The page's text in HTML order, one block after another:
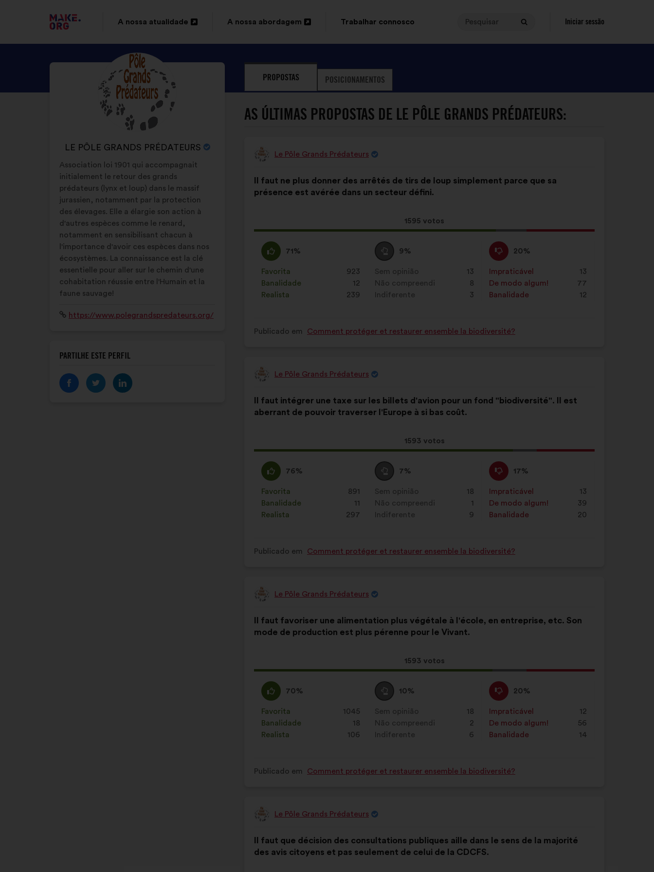
IR
PARA
A
PÁGINA
INICIAL
INTERNET
MAKE.ORG
A nossa atualidade
novo
separador
A nossa abordagem
separador
Trabalhar connosco
Para
uma
consulta
ter
Insira-
de
pesquisa
de
seguida
clique
Pesquisar
Pesquisar
Iniciar sessão
DESCUBRA
O
PERFIL
LE
PÔLE
GRANDS
PRÉDATEURS
NOME
ORGANIZAÇÃO
:
LE PÔLE GRANDS PRÉDATEURS
Biografia:
Association loi 1901 qui accompagnait
initialement le retour des grands
prédateurs (lynx et loup) dans le massif
jurassien, notamment par la protection
des élevages. Elle a élargie son action à
d'autres espèces comme le renard,
notamment en sensibilisant chacun à
l'importance d'avoir ces espèces dans nos
écosystèmes. La connaissance est la clé
essentielle pour aller sur le chemin d'une
cohabitation réussie entre l'Humain et la
faune sauvage!
Sítiohttps://www.polegrandspredateurs.org/
PARTILHE ESTE PERFIL
PROPOSTAS POSICIONAMENTOS
AS ÚLTIMAS PROPOSTAS DE LE PÔLE GRANDS PRÉDATEURS:
Proposta
Le Pôle Grands Prédateurs
da
proposta:
Il faut ne plus donner des arrêtés de tirs de loup simplement parce que sa
présence est avérée dans un secteur défini.
Esta
proposta
1595 votos
repartição
é
Concordo
:
71%
Esta
proposta
foi
qualificada
em:
Favorita
: 923
vezes
Banalidade
: 12
vezes
Realista
: 239
vezes
Voto
neutro
:
9%
Esta
proposta
foi
qualificada
em:
Sem opinião
: 13
vezes
Não compreendi
: 8
vezes
Indiferente
3
vezes
Não
concordo
:
20%
Esta
proposta
foi
qualificada
em:
Impraticável 13
vezes
De modo algum!
: 77
vezes
Banalidade
: 12
vezes
Publicado em Comment protéger et restaurer ensemble la biodiversité?
Proposta
Le Pôle Grands Prédateurs
da
proposta:
Il faut intégrer une taxe sur les billets d'avion pour un fond "biodiversité". Il est
aberrant de pouvoir traverser l'Europe à si bas coût.
Esta
proposta
1593 votos
repartição
é
Concordo
:
76%
Esta
proposta
foi
qualificada
em:
Favorita
: 891
vezes
Banalidade
: 11
vezes
Realista
: 297
vezes
Voto
neutro
:
7%
Esta
proposta
foi
qualificada
em:
Sem opinião
: 18
vezes
Não compreendi
: 1
vezes
Indiferente
9
vezes
Não
concordo
:
17%
Esta
proposta
foi
qualificada
em:
Impraticável 13
vezes
De modo algum!
: 39
vezes
Banalidade
: 20
vezes
Publicado em Comment protéger et restaurer ensemble la biodiversité?
Proposta
Le Pôle Grands Prédateurs
da
proposta:
Il faut favoriser une alimentation plus végétale à l'école, en entreprise, etc. Son
mode de production est plus pérenne pour le Vivant.
Esta
proposta
1593 votos
repartição
é
Concordo
:
70%
Esta
proposta
foi
qualificada
em:
Favorita
: 1045
vezes
Banalidade
: 18
vezes
Realista
: 106
vezes
Voto
neutro
:
10%
Esta
proposta
foi
qualificada
em:
Sem opinião
: 18
vezes
Não compreendi
: 2
vezes
Indiferente
6
vezes
Não
concordo
:
20%
Esta
proposta
foi
qualificada
em:
Impraticável 12
vezes
De modo algum!
: 56
vezes
Banalidade
: 14
vezes
Publicado em Comment protéger et restaurer ensemble la biodiversité?
Proposta
Le Pôle Grands Prédateurs
da
proposta:
Il faut que décision des consultations publiques aille dans le sens de la majorité
des avis citoyens et pas seulement de celui de la CDCFS.
repartição
é